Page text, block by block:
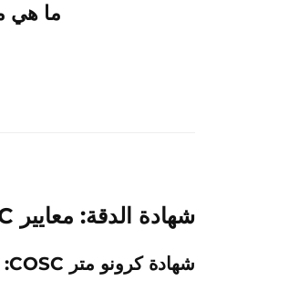
ما هي
شهادة الدقة: معايير COSC وMETAS لشركة تصنيع ساعات موثوقة
شهادة كرونو متر COSC: اختبارات معملية دقيقة للدقة الميكانيكية